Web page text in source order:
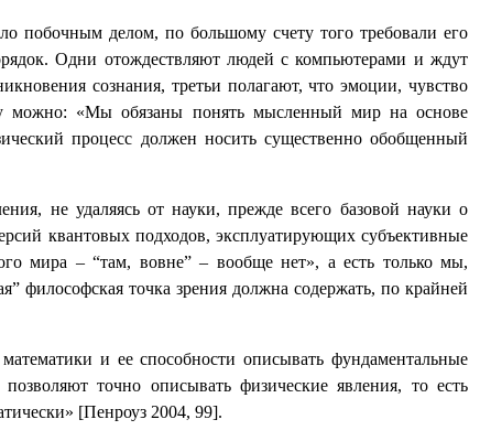
побочным делом, по большому счету того требовали его
Одни отождествляют людей с компьютерами и ждут
сознания, третьи полагают, что эмоции, чувство
можно: «Мы обязаны понять мысленный мир на основе
процесс должен носить существенно обобщенный
не удаляясь от науки, прежде всего базовой науки о
квантовых подходов, эксплуатирующих субъективные
мира – “там, вовне” – вообще нет», а есть только мы,
философская точка зрения должна содержать, по крайней
и ее способности описывать фундаментальные
точно описывать физические явления, то есть
[Пенроуз 2004, 99].